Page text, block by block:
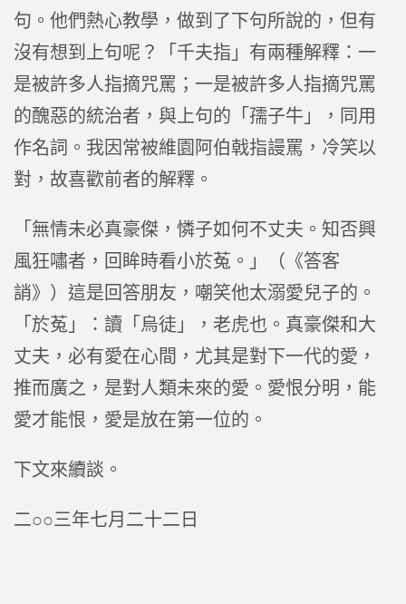
句。他們熱心教學，做到了下句所說的，但有
沒有想到上句呢？「千夫指」有兩種解釋：一
是被許多人指摘咒罵；一是被許多人指摘咒罵
的醜惡的統治者，與上句的「孺子牛」，同用
作名詞。我因常被維園阿伯戟指謾罵，冷笑以
對，故喜歡前者的解釋。
「無情未必真豪傑，憐子如何不丈夫。知否興
風狂嘯者，回眸時看小於菟。」（《答客
誚》）這是回答朋友，嘲笑他太溺愛兒子的。
「於菟」：讀「烏徒」，老虎也。真豪傑和大
丈夫，必有愛在心間，尤其是對下一代的愛，
推而廣之，是對人類未來的愛。愛恨分明，能
愛才能恨，愛是放在第一位的。
下文來續談。
二○○三年七月二十二日